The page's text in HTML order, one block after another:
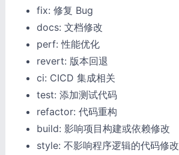
fix: 修复 Bug
docs: 文档修改
perf: 性能优化
revert: 版本回退
ci: CICD 集成相关
test: 添加测试代码
refactor: 代码重构
build: 影响项目构建或依赖修改
style: 不影响程序逻辑的代码修改